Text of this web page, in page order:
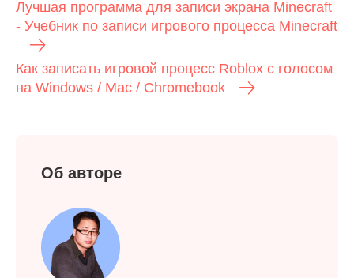
Лучшая программа для записи экрана Minecraft
- Учебник по записи игрового процесса Minecraft
Как записать игровой процесс Roblox с голосом
на Windows / Mac / Chromebook
Об авторе